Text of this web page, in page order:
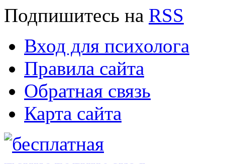
Подпишитесь на RSS
Вход для психолога
Правила сайта
Обратная связь
Карта сайта